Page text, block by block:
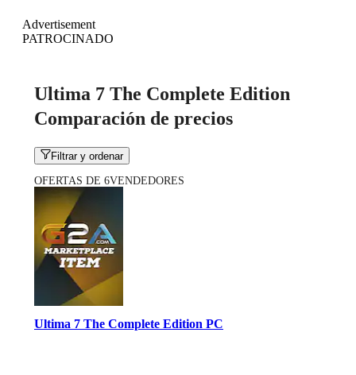
Advertisement
PATROCINADO
Ultima 7 The Complete Edition
Comparación de precios
Filtrar y ordenar
OFERTAS DE 6VENDEDORES
Ultima 7 The Complete Edition PC